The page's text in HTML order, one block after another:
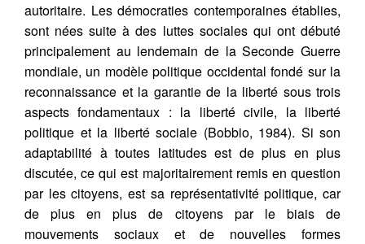
autoritaire. Les démocraties contemporaines établies,
sont nées suite à des luttes sociales qui ont débuté
principalement au lendemain de la Seconde Guerre
mondiale, un modèle politique occidental fondé sur la
reconnaissance et la garantie de la liberté sous trois
aspects fondamentaux : la liberté civile, la liberté
politique et la liberté sociale (Bobbio, 1984). Si son
adaptabilité à toutes latitudes est de plus en plus
discutée, ce qui est majoritairement remis en question
par les citoyens, est sa représentativité politique, car
de plus en plus de citoyens par le biais de
mouvements sociaux et de nouvelles formes